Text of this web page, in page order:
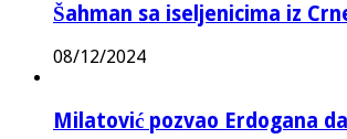
Šahman sa iseljenicima iz
08/12/2024
Milatović pozvao Erdogana